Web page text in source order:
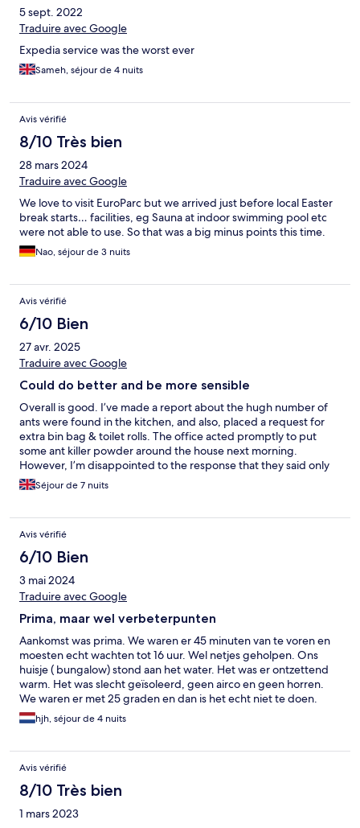
5 sept. 2022
Traduire avec Google
Expedia service was the worst ever
Sameh, séjour de 4 nuits
Avis vérifié
8/10 Très bien
28 mars 2024
Traduire avec Google
We love to visit EuroParc but we arrived just before local Easter
break starts… facilities, eg Sauna at indoor swimming pool etc
were not able to use. So that was a big minus points this time.
Nao, séjour de 3 nuits
Avis vérifié
6/10 Bien
27 avr. 2025
Traduire avec Google
Could do better and be more sensible
Overall is good. I’ve made a report about the hugh number of
ants were found in the kitchen, and also, placed a request for
extra bin bag & toilet rolls. The office acted promptly to put
some ant killer powder around the house next morning.
However, I’m disappointed to the response that they said only
giving the TYPICAL welcome package per accomodation (2
bags for the bin at kitchen & washroom each and 1 toilet rolls)..
the same pack as the couple stay for 1 night next door. And they
SUGGESTED to buy extra at the onsite overpriced mini-mart if
we needed.
Séjour de 7 nuits
Avis vérifié
6/10 Bien
3 mai 2024
Traduire avec Google
Prima, maar wel verbeterpunten
Aankomst was prima. We waren er 45 minuten van te voren en
moesten echt wachten tot 16 uur. Wel netjes geholpen. Ons
huisje ( bungalow) stond aan het water. Het was er ontzettend
warm. Het was slecht geïsoleerd, geen airco en geen horren.
We waren er met 25 graden en dan is het echt niet te doen.
Alles blijft warm. Op het eerste gezicht ziet alles er netjes uit. Ga
je wat beter kijken dan vallen er een hoop zaken op. Scheur in
houder, kapot wasrek, iets doorgezakte bank en niet overal
raambekleding. Vooral dat laatste was vervelend omdat het de
slaapkamer betrof op een hoogte waar je ook onmogelijk bij kon
om iets voor te hangen. Verder hadden de kledingkasten geen
planken waardoor het inruimen een uitdaging was Dan de
hjh, séjour de 4 nuits
Avis vérifié
8/10 Très bien
1 mars 2023